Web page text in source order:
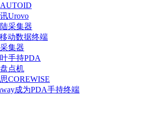
Urovo
采集器
动数据终端
集器
手持PDA
点机
COREWISE
成为PDA手持终端